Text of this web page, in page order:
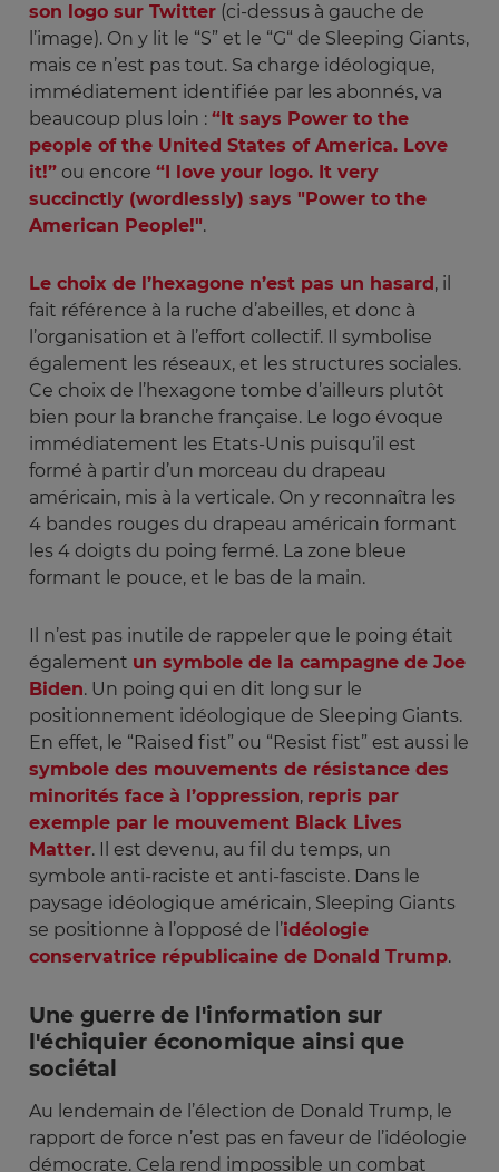
son logo sur Twitter (ci-dessus à gauche de
l’image). On y lit le “S” et le “G“ de Sleeping Giants,
mais ce n’est pas tout. Sa charge idéologique,
immédiatement identifiée par les abonnés, va
beaucoup plus loin : “It says Power to the
people of the United States of America. Love
it!” ou encore “I love your logo. It very
succinctly (wordlessly) says "Power to the
American People!".
Le choix de l’hexagone n’est pas un hasard, il
fait référence à la ruche d’abeilles, et donc à
l’organisation et à l’effort collectif. Il symbolise
également les réseaux, et les structures sociales.
Ce choix de l’hexagone tombe d’ailleurs plutôt
bien pour la branche française. Le logo évoque
immédiatement les Etats-Unis puisqu’il est
formé à partir d’un morceau du drapeau
américain, mis à la verticale. On y reconnaîtra les
4 bandes rouges du drapeau américain formant
les 4 doigts du poing fermé. La zone bleue
formant le pouce, et le bas de la main.
Il n’est pas inutile de rappeler que le poing était
également un symbole de la campagne de Joe
Biden. Un poing qui en dit long sur le
positionnement idéologique de Sleeping Giants.
En effet, le “Raised fist” ou “Resist fist” est aussi le
symbole des mouvements de résistance des
minorités face à l’oppression, repris par
exemple par le mouvement Black Lives
Matter. Il est devenu, au fil du temps, un
symbole anti-raciste et anti-fasciste. Dans le
paysage idéologique américain, Sleeping Giants
se positionne à l’opposé de l’idéologie
conservatrice républicaine de Donald Trump.
Une guerre de l'information sur
l'échiquier économique ainsi que
sociétal
Au lendemain de l’élection de Donald Trump, le
rapport de force n’est pas en faveur de l’idéologie
démocrate. Cela rend impossible un combat